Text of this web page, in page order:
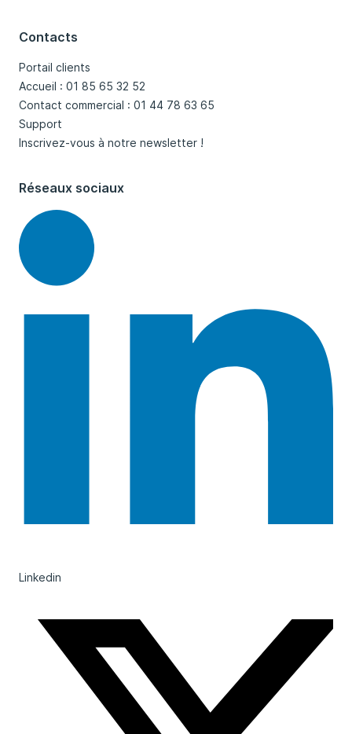
Contacts
Portail clients
Accueil : 01 85 65 32 52
Contact commercial : 01 44 78 63 65
Support
Inscrivez-vous à notre newsletter !
Réseaux sociaux
Linkedin